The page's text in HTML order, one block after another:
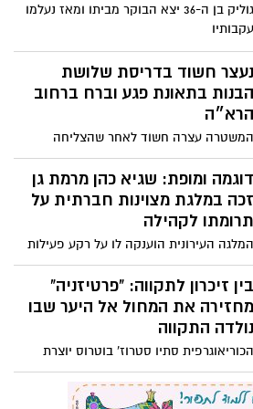
המלגה העירונית הוענקה לו על רקע פעילות
בין זיכרון לתקווה: "פרטיזניה"
מחזירה את המחול אל היער שבו
נולדה התקווה
הכוריאוגרפית סתיו סטרוז' בוטרוס יוצרת
דריסה בשידור חי : שלוש נערות
נפגעו מרכב ברחוב הרוא”ה
תיעוד האירוע חושף את רגע הפגיעה בשלוש
הנערות ברחוב הרוא”ה ברמת גן.
5 חברי כנסת מיש עתיד הגיעו